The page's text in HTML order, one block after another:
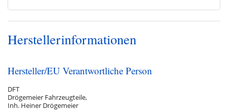
Herstellerinformationen
Hersteller/EU Verantwortliche Person
DFT
Drögemeier Fahrzeugteile,
Inh. Heiner Drögemeier